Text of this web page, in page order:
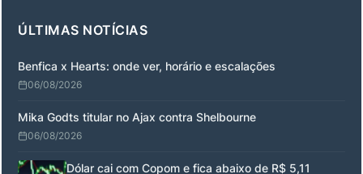
ÚLTIMAS NOTÍCIAS
Benfica x Hearts: onde ver, horário e escalações
06/08/2026
Mika Godts titular no Ajax contra Shelbourne
06/08/2026
Dólar cai com Copom e fica abaixo de R$ 5,11